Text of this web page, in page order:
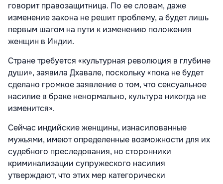
говорит правозащитница. По ее словам, даже
изменение закона не решит проблему, а будет лишь
первым шагом на пути к изменению положения
женщин в Индии.
Стране требуется «культурная революция в глубине
души», заявила Дхавале, поскольку «пока не будет
сделано громкое заявление о том, что сексуальное
насилие в браке ненормально, культура никогда не
изменится».
Сейчас индийские женщины, изнасилованные
мужьями, имеют определенные возможности для их
судебного преследования, но сторонники
криминализации супружеского насилия
утверждают, что этих мер категорически